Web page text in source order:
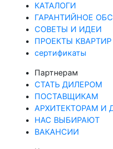
КАТАЛОГИ
ГАРАНТИЙНОЕ
СОВЕТЫ И ИДЕИ
ПРОЕКТЫ
сертификаты
Партнерам
СТАТЬ ДИЛЕРОМ
ПОСТАВЩИКАМ
АРХИТЕКТОРАМ И
НАС ВЫБИРАЮТ
ВАКАНСИИ